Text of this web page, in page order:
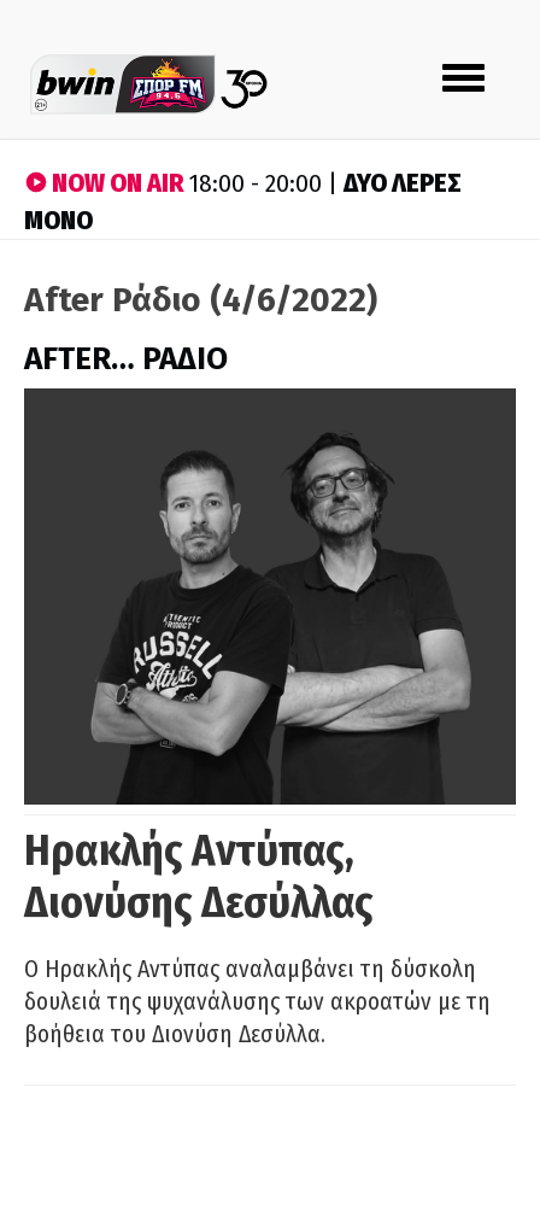
Toggle
navigation
NOW ON AIR18:00 - 20:00 |ΔΥΟ ΛΕΡΕΣ
ΜΟΝΟ
After Ράδιο (4/6/2022)
AFTER… ΡΑΔΙΟ
Ηρακλής Αντύπας,
Διονύσης Δεσύλλας
Ο Ηρακλής Αντύπας αναλαμβάνει τη δύσκολη
δουλειά της ψυχανάλυσης των ακροατών με τη
βοήθεια του Διονύση Δεσύλλα.